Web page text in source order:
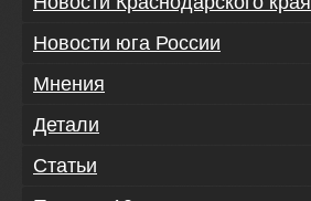
Новости юга России
Мнения
Детали
Статьи